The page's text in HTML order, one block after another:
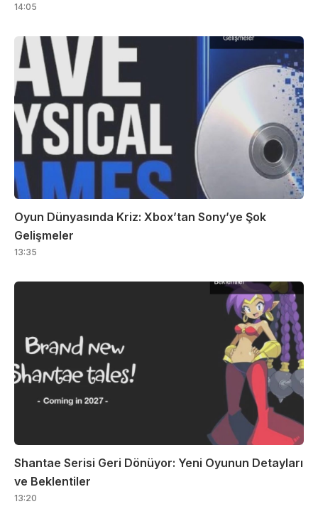
14:05
Oyun Dünyasında Kriz: Xbox’tan Sony’ye Şok
Gelişmeler
13:35
Shantae Serisi Geri Dönüyor: Yeni Oyunun Detayları
ve Beklentiler
13:20